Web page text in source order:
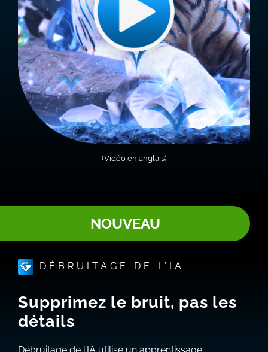
(Vidéo en anglais)
NOUVEAU
DÉBRUITAGE DE L’IA
Supprimez le bruit, pas les
détails